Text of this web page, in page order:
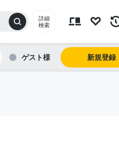
詳細
検索
ゲスト 新規登録